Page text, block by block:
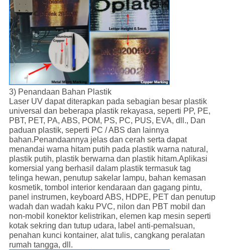
3) Penandaan Bahan Plastik
Laser UV dapat diterapkan pada sebagian besar plastik
universal dan beberapa plastik rekayasa, seperti PP, PE,
PBT, PET, PA, ABS, POM, PS, PC, PUS, EVA, dll., Dan
paduan plastik, seperti PC / ABS dan lainnya
bahan.Penandaannya jelas dan cerah serta dapat
menandai warna hitam putih pada plastik warna natural,
plastik putih, plastik berwarna dan plastik hitam.Aplikasi
komersial yang berhasil dalam plastik termasuk tag
telinga hewan, penutup sakelar lampu, bahan kemasan
kosmetik, tombol interior kendaraan dan gagang pintu,
panel instrumen, keyboard ABS, HDPE, PET dan penutup
wadah dan wadah kaku PVC, nilon dan PBT mobil dan
non-mobil konektor kelistrikan, elemen kap mesin seperti
kotak sekring dan tutup udara, label anti-pemalsuan,
penahan kunci kontainer, alat tulis, cangkang peralatan
rumah tangga, dll.